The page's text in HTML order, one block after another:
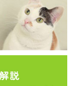
ェで出会っ